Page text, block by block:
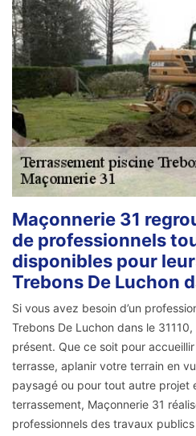
Maçonnerie 31
de professionnels
disponibles pour
Trebons De Luchon
Si vous avez besoin d’un
Trebons De Luchon dans le
présent. Que ce soit pour
terrasse, aplanir votre terrain en
paysagé ou pour tout autre projet
terrassement, Maçonnerie 31
professionnels des travaux